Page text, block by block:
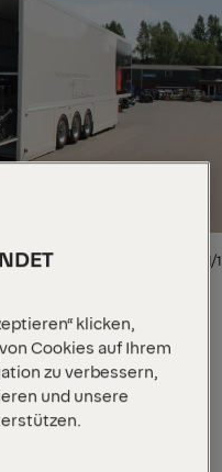
1/1
4.000 kg
2 Hubzylinder / 2
klicken,
Cookies auf Ihrem
zu verbessern,
und unsere